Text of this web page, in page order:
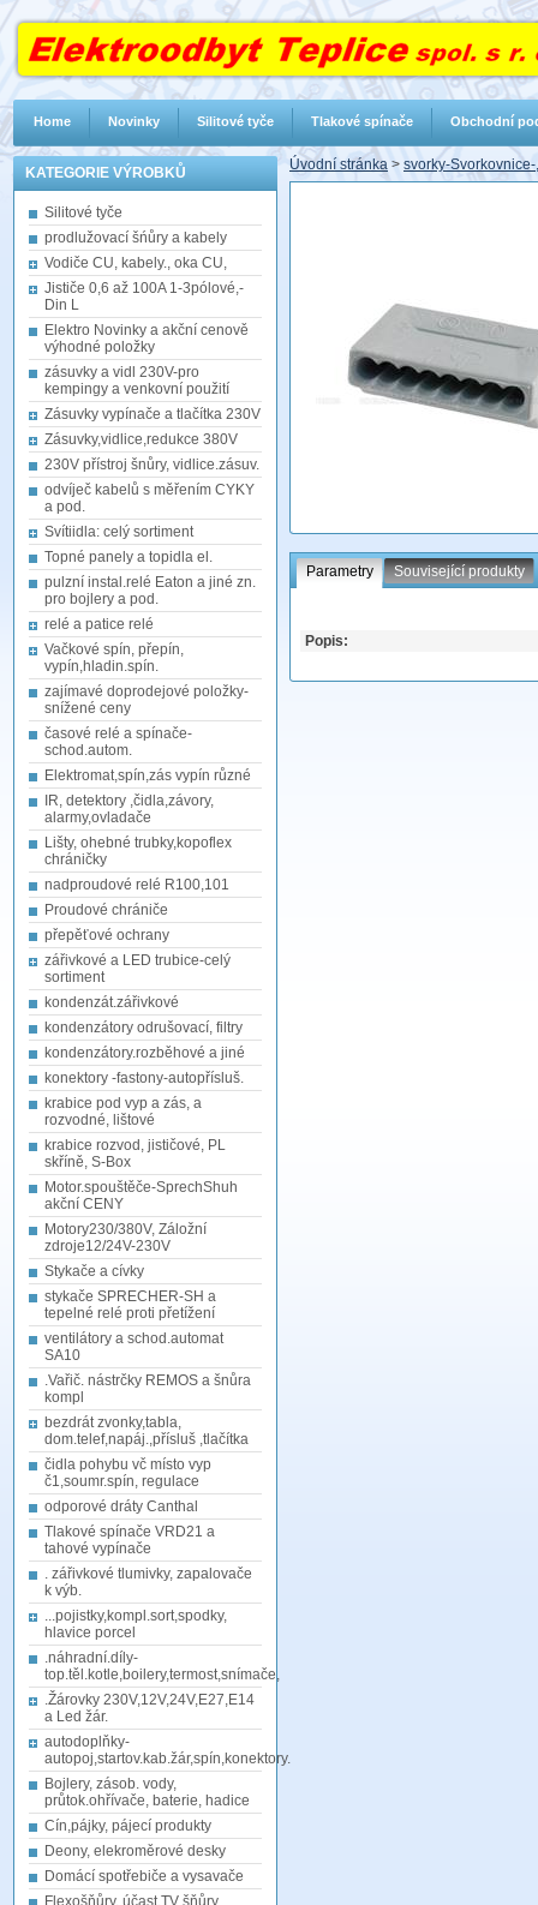
KATEGORIE VÝROBKŮ
Silitové tyče
prodlužovací šńůry a kabely
Vodiče CU, kabely., oka CU,
Jističe 0,6 až 100A 1-3pólové,-
Din L
Elektro Novinky a akční cenově
výhodné položky
zásuvky a vidl 230V-pro
kempingy a venkovní použití
Zásuvky vypínače a tlačítka 230V
Zásuvky,vidlice,redukce 380V
230V přístroj šnůry, vidlice.zásuv.
odvíječ kabelů s měřením CYKY
a pod.
Svítiidla: celý sortiment
Topné panely a topidla el.
pulzní instal.relé Eaton a jiné zn.
pro bojlery a pod.
relé a patice relé
Vačkové spín, přepín,
vypín,hladin.spín.
zajímavé doprodejové položky-
snížené ceny
časové relé a spínače-
schod.autom.
Elektromat,spín,zás vypín různé
IR, detektory ,čidla,závory,
alarmy,ovladače
Lišty, ohebné trubky,kopoflex
chráničky
nadproudové relé R100,101
Proudové chrániče
přepěťové ochrany
zářivkové a LED trubice-celý
sortiment
kondenzát.zářivkové
kondenzátory odrušovací, filtry
kondenzátory.rozběhové a jiné
konektory -fastony-autopřísluš.
krabice pod vyp a zás, a
rozvodné, lištové
krabice rozvod, jističové, PL
skříně, S-Box
Motor.spouštěče-SprechShuh
akční CENY
Motory230/380V, Záložní
zdroje12/24V-230V
Stykače a cívky
stykače SPRECHER-SH a
tepelné relé proti přetížení
ventilátory a schod.automat
SA10
.Vařič. nástrčky REMOS a šnůra
kompl
bezdrát zvonky,tabla,
dom.telef,napáj.,přísluš ,tlačítka
čidla pohybu vč místo vyp
č1,soumr.spín, regulace
odporové dráty Canthal
Tlakové spínače VRD21 a
tahové vypínače
. zářivkové tlumivky, zapalovače
k výb.
...pojistky,kompl.sort,spodky,
hlavice porcel
.náhradní.díly-
top.těl.kotle,boilery,termost,snímače,
.Žárovky 230V,12V,24V,E27,E14
a Led žár.
autodoplňky-
autopoj,startov.kab.žár,spín,konektory.
Bojlery, zásob. vody,
průtok.ohřívače, baterie, hadice
Cín,pájky, pájecí produkty
Deony, elekroměrové desky
Domácí spotřebiče a vysavače
Flexošňůry, účast.TV šňůry
Úvodní stránka > svorky-
Parametry Související produkty
Popis:
Home Novinky Silitové tyče Tlakové spínače Obchodní